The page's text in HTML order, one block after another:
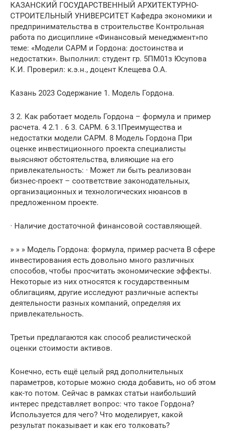
КАЗАНСКИЙ ГОСУДАРСТВЕННЫЙ АРХИТЕКТУРНО-
СТРОИТЕЛЬНЫЙ УНИВЕРСИТЕТ Кафедра экономики и
предпринимательства в строительстве Контрольная
работа по дисциплине «Финансовый менеджмент»по
теме: «Модели САРМ и Гордона: достоинства и
недостатки». Выполнил: студент гр. 5ПМ01з Юсупова
К.И. Проверил: к.э.н., доцент Клещева О.А.
Казань 2023 Содержание 1. Модель Гордона.
3 2. Как работает модель Гордона – формула и пример
расчета. 4 2.1 . 6 3. САРМ. 6 3.1Преимущества и
недостатки модели САРМ. 8 Модель Гордона При
оценке инвестиционного проекта специалисты
выясняют обстоятельства, влияющие на его
привлекательность: · Может ли быть реализован
бизнес-проект – соответствие законодательных,
организационных и технологических нюансов в
предложенном проекте.
· Наличие достаточной финансовой составляющей.
» » » Модель Гордона: формула, пример расчета В сфере
инвестирования есть довольно много различных
способов, чтобы просчитать экономические эффекты.
Некоторые из них относятся к государственным
облигациям, другие исследуют различные аспекты
деятельности разных компаний, определяя их
привлекательность.
Третьи предлагаются как способ реалистической
оценки стоимости активов.
Конечно, есть ещё целый ряд дополнительных
параметров, которые можно сюда добавить, но об этом
как-то потом. Сейчас в рамках статьи наибольший
интерес представляет вопрос: что такое Гордона?
Используется для чего? Что моделирует, какой
результат показывает и как его толковать?